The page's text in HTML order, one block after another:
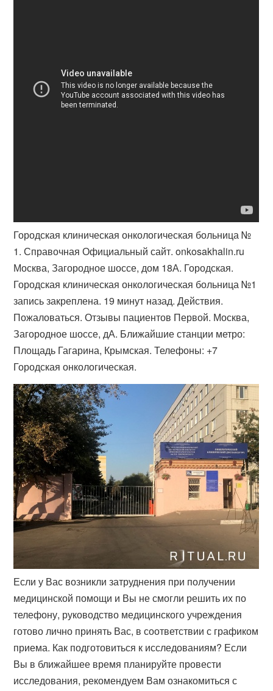
Городская клиническая онкологическая больница №
1. Справочная Официальный сайт. onkosakhalin.ru
Москва, Загородное шоссе, дом 18А. Городская.
Городская клиническая онкологическая больница №1
запись закреплена. 19 минут назад. Действия.
Пожаловаться. Отзывы пациентов Первой. Москва,
Загородное шоссе, дА. Ближайшие станции метро:
Площадь Гагарина, Крымская. Телефоны: +7
Городская онкологическая.
Если у Вас возникли затруднения при получении
медицинской помощи и Вы не смогли решить их по
телефону, руководство медицинского учреждения
готово лично принять Вас, в соответствии с графиком
приема. Как подготовиться к исследованиям? Если
Вы в ближайшее время планируйте провести
исследования, рекомендуем Вам ознакомиться с